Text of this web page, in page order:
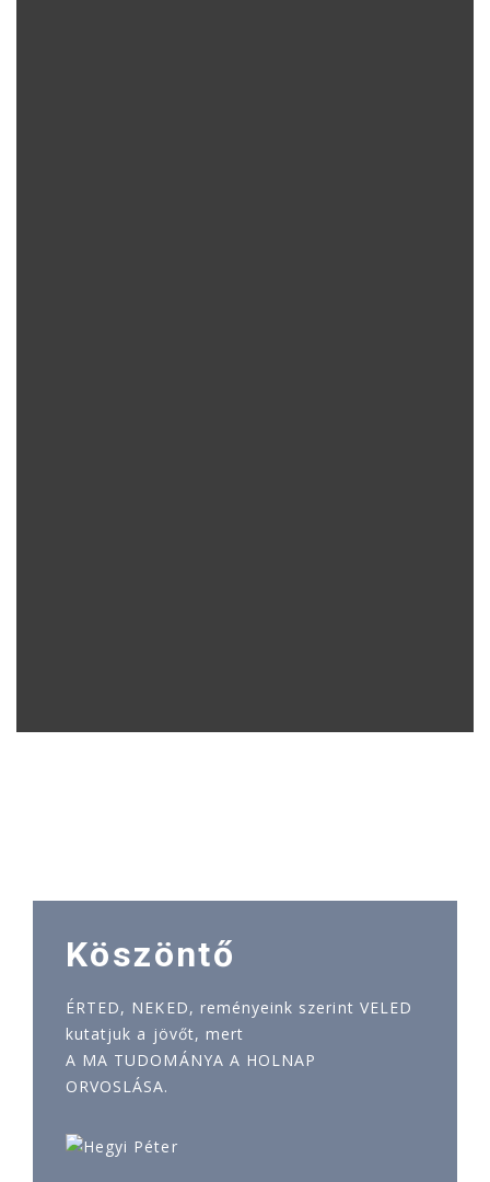
Köszöntő
ÉRTED, NEKED, reményeink szerint VELED
kutatjuk a jövőt, mert
A MA TUDOMÁNYA A HOLNAP
ORVOSLÁSA.